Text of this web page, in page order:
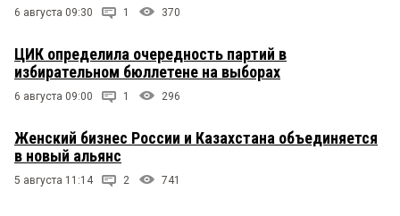
6 августа 09:30 1 370
ЦИК определила очередность партий в
избирательном бюллетене на выборах
6 августа 09:00 1 296
Женский бизнес России и Казахстана объединяется
в новый альянс
5 августа 11:14 2 741